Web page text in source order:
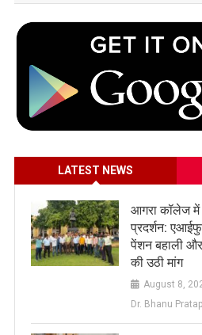
LATEST NEWS
आगरा कॉलेज में
प्रदर्शन:
पेंशन बहाली
की उठी मांग
August 8,
Dr. Bhanu